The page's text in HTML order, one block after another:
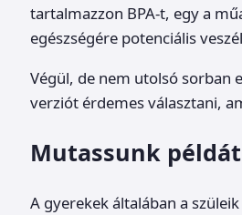
tartalmazzon BPA-t, egy a
egészségére potenciális
Végül, de nem utolsó sorban
verziót érdemes választani,
Mutassunk
A gyerekek általában a